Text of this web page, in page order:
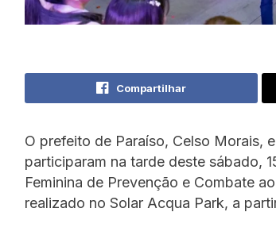
Compartilhar
O prefeito de Paraíso, Celso Morais,
participaram na tarde deste sábado,
Feminina de Prevenção e Combate
realizado no Solar Acqua Park, a